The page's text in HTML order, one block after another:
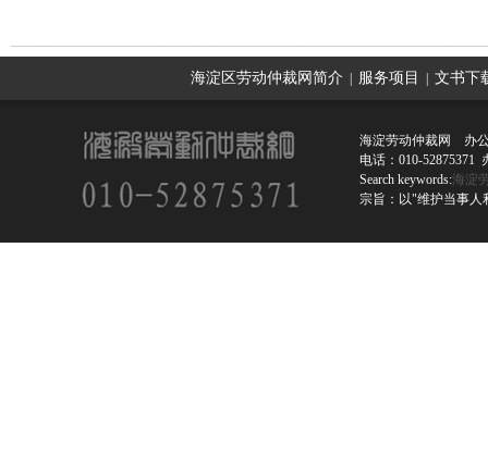
上一篇：公司不上社保如何应对
海淀区劳动仲裁网简介 服务项目 文书下
海淀劳动仲裁网 办
电话：010-52875371
Search keywords:海淀
宗旨：以"维护当事人